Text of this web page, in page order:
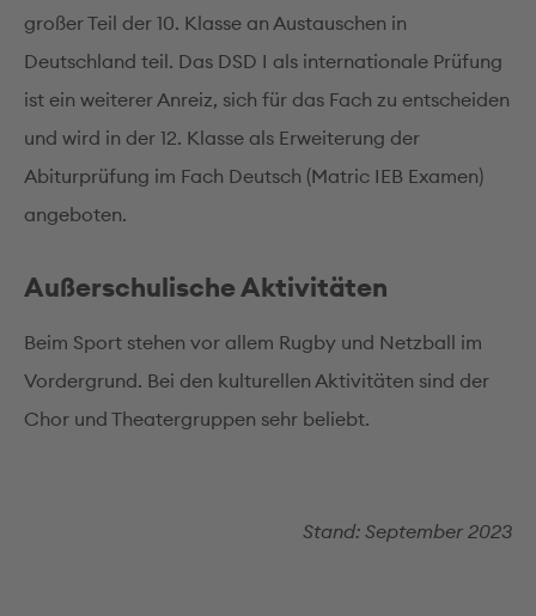
großer Teil der 10. Klasse an Austauschen in
Deutschland teil. Das DSD I als internationale Prüfung
ist ein weiterer Anreiz, sich für das Fach zu entscheiden
und wird in der 12. Klasse als Erweiterung der
Abiturprüfung im Fach Deutsch (Matric IEB Examen)
angeboten.
Außerschulische Aktivitäten
Beim Sport stehen vor allem Rugby und Netzball im
Vordergrund. Bei den kulturellen Aktivitäten sind der
Chor und Theatergruppen sehr beliebt.
Stand: September 2023